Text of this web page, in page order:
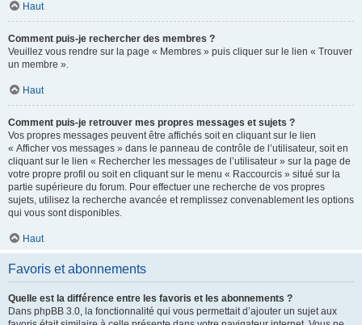
Haut
Comment puis-je rechercher des membres ?
Veuillez vous rendre sur la page « Membres » puis cliquer sur le lien « Trouver
un membre ».
Haut
Comment puis-je retrouver mes propres messages et sujets ?
Vos propres messages peuvent être affichés soit en cliquant sur le lien
« Afficher vos messages » dans le panneau de contrôle de l’utilisateur, soit en
cliquant sur le lien « Rechercher les messages de l’utilisateur » sur la page de
votre propre profil ou soit en cliquant sur le menu « Raccourcis » situé sur la
partie supérieure du forum. Pour effectuer une recherche de vos propres
sujets, utilisez la recherche avancée et remplissez convenablement les options
qui vous sont disponibles.
Haut
Favoris et abonnements
Quelle est la différence entre les favoris et les abonnements ?
Dans phpBB 3.0, la fonctionnalité qui vous permettait d’ajouter un sujet aux